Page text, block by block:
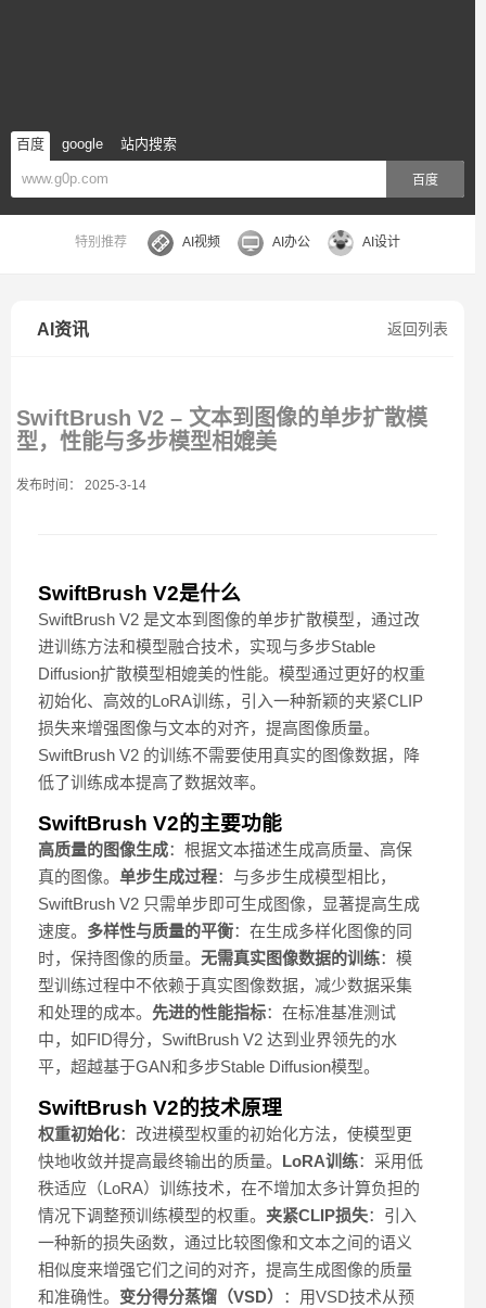
百度 google 站内搜索
百度
特别推荐 AI视频 AI办公 AI设计
返回列表
AI资讯
SwiftBrush V2 – 文本到图像的单步扩散模
型，性能与多步模型相媲美
发布时间： 2025-3-14
SwiftBrush V2是什么
SwiftBrush V2 是文本到图像的单步扩散模型，通过改
进训练方法和模型融合技术，实现与多步Stable
Diffusion扩散模型相媲美的性能。模型通过更好的权重
初始化、高效的LoRA训练，引入一种新颖的夹紧CLIP
损失来增强图像与文本的对齐，提高图像质量。
SwiftBrush V2 的训练不需要使用真实的图像数据，降
低了训练成本提高了数据效率。
SwiftBrush V2的主要功能
高质量的图像生成：根据文本描述生成高质量、高保
真的图像。 单步生成过程：与多步生成模型相比，
SwiftBrush V2 只需单步即可生成图像，显著提高生成
速度。 多样性与质量的平衡：在生成多样化图像的同
时，保持图像的质量。 无需真实图像数据的训练：模
型训练过程中不依赖于真实图像数据，减少数据采集
和处理的成本。 先进的性能指标：在标准基准测试
中，如FID得分，SwiftBrush V2 达到业界领先的水
平，超越基于GAN和多步Stable Diffusion模型。
SwiftBrush V2的技术原理
权重初始化：改进模型权重的初始化方法，使模型更
快地收敛并提高最终输出的质量。 LoRA训练：采用低
秩适应（LoRA）训练技术，在不增加太多计算负担的
情况下调整预训练模型的权重。 夹紧CLIP损失：引入
一种新的损失函数，通过比较图像和文本之间的语义
相似度来增强它们之间的对齐，提高生成图像的质量
和准确性。 变分得分蒸馏（VSD）
：用VSD技术从预